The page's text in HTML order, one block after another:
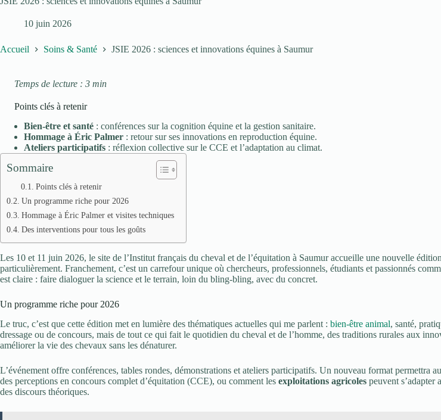
10 juin 2026
Accueil Soins & Santé JSIE 2026 : sciences et innovations équines à Saumur
Temps de lecture : 3 min
Points clés à retenir
Bien-être et santé : conférences sur la cognition équine et la gestion sanitaire.
Hommage à Éric Palmer : retour sur ses innovations en reproduction équine.
Ateliers participatifs : réflexion collective sur le CCE et l’adaptation au climat.
Sommaire
Points clés à retenir
Un programme riche pour 2026
Hommage à Éric Palmer et visites techniques
Des interventions pour tous les goûts
Les 10 et 11 juin 2026, le site de l’Institut français du cheval et de l’équitation à Saumur accueille une nouvelle
particulièrement. Franchement, c’est un carrefour unique où chercheurs, professionnels, étudiants et passionnés
est claire : faire dialoguer la science et le terrain, loin du bling-bling, avec du concret.
Un programme riche pour 2026
Le truc, c’est que cette édition met en lumière des thématiques actuelles qui me parlent : bien-être animal, santé,
dressage ou de concours, mais de tout ce qui fait le quotidien du cheval et de l’homme, des traditions rurales aux
améliorer la vie des chevaux sans les dénaturer.
L’événement offre conférences, tables rondes, démonstrations et ateliers participatifs. Un nouveau format
des perceptions en concours complet d’équitation (CCE), ou comment les exploitations agricoles peuvent s’adapter
des discours théoriques.